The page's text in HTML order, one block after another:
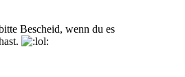
Bescheid, wenn du es